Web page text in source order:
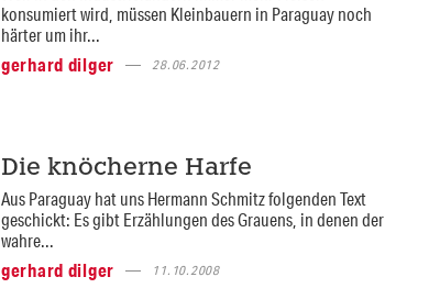
konsumiert wird, müssen Kleinbauern in Paraguay noch
härter um ihr...
gerhard dilger
28.06.2012
Die knöcherne Harfe
Aus Paraguay hat uns Hermann Schmitz folgenden Text
geschickt: Es gibt Erzählungen des Grauens, in denen der
wahre...
gerhard dilger
11.10.2008